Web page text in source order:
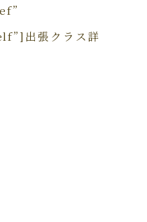
出張クラス詳